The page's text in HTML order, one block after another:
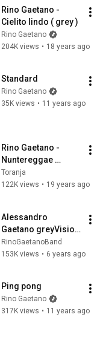
Rino Gaetano -
Cielito lindo ( grey )
Rino Gaetano
204K views • 18 years ago
Standard
Rino Gaetano
35K views • 11 years ago
Rino Gaetano -
Nuntereggae
Collection
Toranja
122K views • 19 years ago
Alessandro
Gaetano greyVision
racconta Rino
Gaetano 🎩 - Vieni
RinoGaetanoBand
153K views • 6 years ago
Ping pong
Rino Gaetano
317K views • 11 years ago